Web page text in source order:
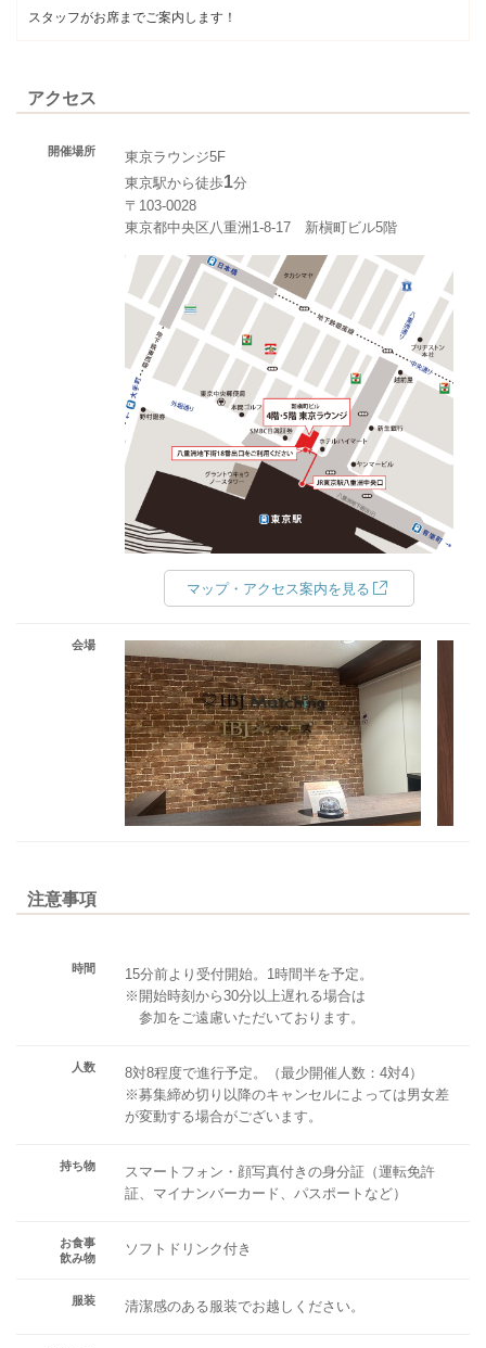
スタッフがお席までご案内します！
アクセス
開催場所
東京ラウンジ5F
東京駅から徒歩1分
〒103-0028
東京都中央区八重洲1-8-17 新槇町ビル5階
マップ・アクセス案内を見る
会場
注意事項
時間
15分前より受付開始。1時間半を予定。
※開始時刻から30分以上遅れる場合は
参加をご遠慮いただいております。
人数
8対8程度で進行予定。（最少開催人数：4対4）
※募集締め切り以降のキャンセルによっては男女差
が変動する場合がございます。
持ち物
スマートフォン・顔写真付きの身分証（運転免許
証、マイナンバーカード、パスポートなど）
お食事
飲み物
ソフトドリンク付き
服装 清潔感のある服装でお越しください。